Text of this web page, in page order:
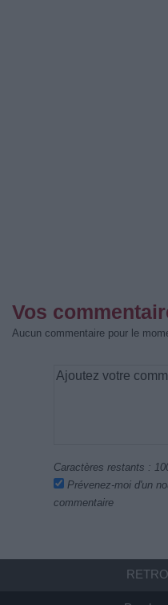
Vos
Aucun commentaire pour le
Caractères restants :
Prévenez-moi d'un
commentaire